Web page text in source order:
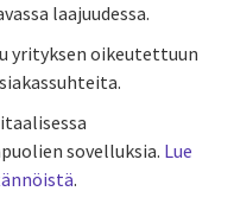
laajuudessa.
yrityksen oikeutettuun
sovelluksia. Lue
.